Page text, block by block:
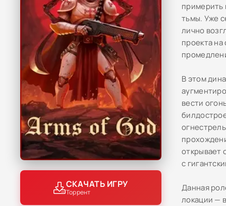
СКАЧАТЬ ИГРУ
Торрент
примерить
тьмы. Уже
лично
проекта
В этом
вести
открывает
с
Данная
локации —